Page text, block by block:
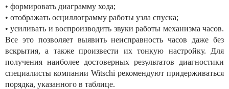
• формировать диаграмму хода;
• отображать осциллограмму работы узла спуска;
• усиливать и воспроизводить звуки работы механизма часов.
Все это позволяет выявить неисправность часов даже без
вскрытия, а также произвести их тонкую настройку. Для
получения наиболее достоверных результатов диагностики
специалисты компании Witschi рекомендуют придерживаться
порядка, указанного в таблице.